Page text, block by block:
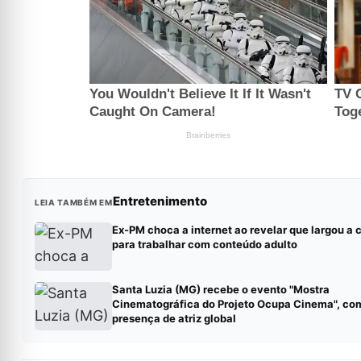
LEIA TAMBÉM EMEntretenimento
Ex-PM choca a internet ao revelar que largou a
para trabalhar com conteúdo adulto
Santa Luzia (MG) recebe o evento "Mostra
Cinematográfica do Projeto Ocupa Cinema",
presença de atriz global